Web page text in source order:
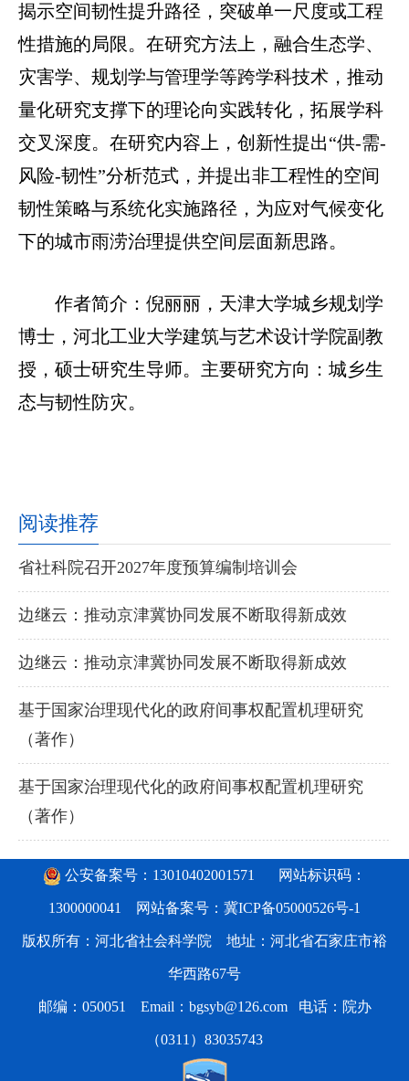
揭示空间韧性提升路径，突破单一尺度或工程
性措施的局限。在研究方法上，融合生态学、
灾害学、规划学与管理学等跨学科技术，推动
量化研究支撑下的理论向实践转化，拓展学科
交叉深度。在研究内容上，创新性提出“供-需-
风险-韧性”分析范式，并提出非工程性的空间
韧性策略与系统化实施路径，为应对气候变化
下的城市雨涝治理提供空间层面新思路。
作者简介：倪丽丽，天津大学城乡规划学
博士，河北工业大学建筑与艺术设计学院副教
授，硕士研究生导师。主要研究方向：城乡生
态与韧性防灾。
阅读推荐
省社科院召开2027年度预算编制培训会
边继云：推动京津冀协同发展不断取得新成效
边继云：推动京津冀协同发展不断取得新成效
基于国家治理现代化的政府间事权配置机理研究
（著作）
基于国家治理现代化的政府间事权配置机理研究
（著作）
公安备案号：13010402001571 网站标识码：
1300000041 网站备案号： 冀ICP备05000526号-1
版权所有：河北省社会科学院 地址：河北省石家庄市裕
华西路67号
邮编：050051 Email：bgsyb@126.com 电话：院办
（0311）83035743